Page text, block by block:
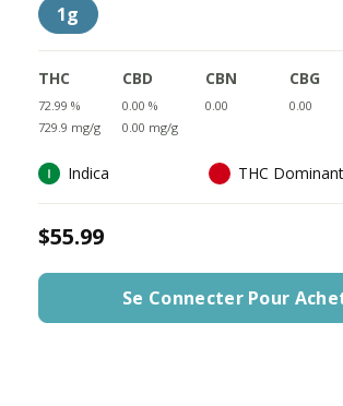
1g
THC
72.99 %
729.9 mg/g
CBD
0.00 %
0.00 mg/g
CBN
0.00
CBG
0.00
Indica THC
$55.99
Se Connecter Pour